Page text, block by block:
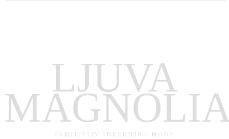
LJUVA
FAMILJELIV INREDNING MODE